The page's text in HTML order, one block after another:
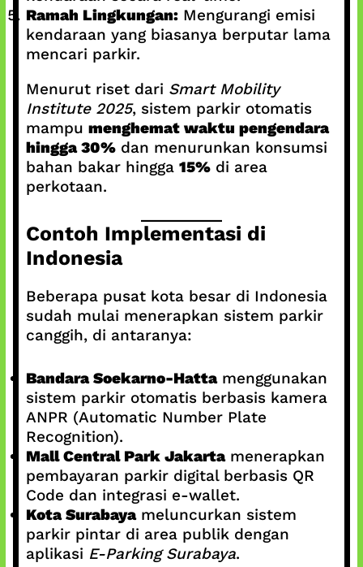
Ramah Lingkungan:Mengurangi emisi
kendaraan yang biasanya berputar lama
mencari parkir.
Menurut riset dari Smart Mobility
Institute 2025, sistem parkir otomatis
mampu menghemat waktu pengendara
hingga 30%dan menurunkan konsumsi
bahan bakar hingga 15%di area
perkotaan.
Contoh Implementasi di
Indonesia
Beberapa pusat kota besar di Indonesia
sudah mulai menerapkan sistem parkir
canggih, di antaranya:
Bandara Soekarno-Hattamenggunakan
sistem parkir otomatis berbasis kamera
ANPR (Automatic Number Plate
Recognition).
Mall Central Park Jakartamenerapkan
pembayaran parkir digital berbasis QR
Code dan integrasi e-wallet.
Kota Surabayameluncurkan sistem
parkir pintar di area publik dengan
aplikasi E-Parking Surabaya.